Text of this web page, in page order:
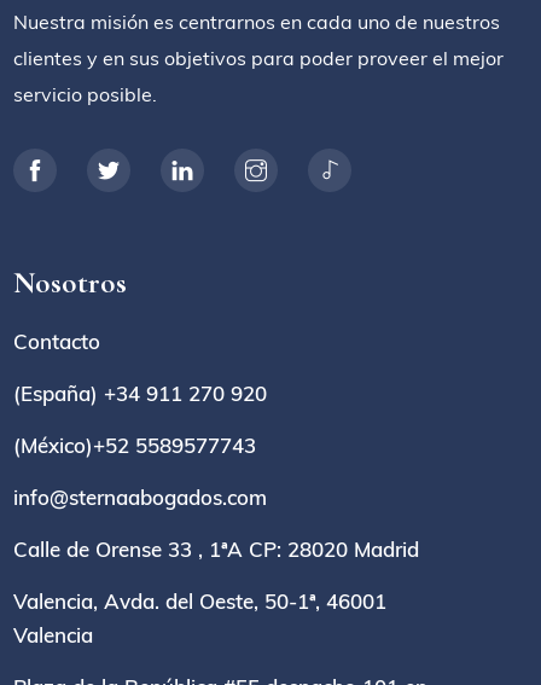
Nuestra misión es centrarnos en cada uno de nuestros
clientes y en sus objetivos para poder proveer el mejor
servicio posible.
Nosotros
Contacto
(España) +34 911 270 920
(México)+52 5589577743
info@sternaabogados.com
Calle de Orense 33 , 1ªA CP: 28020 Madrid
Valencia, Avda. del Oeste, 50-1ª, 46001
Valencia